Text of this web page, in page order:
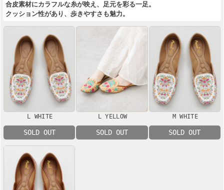
合皮素材にカラフルな糸が映え、足元を彩る一足。
クッション性があり、歩きやすさも魅力。
L WHITE
SOLD OUT
L YELLOW
SOLD OUT
M WHITE
SOLD OUT